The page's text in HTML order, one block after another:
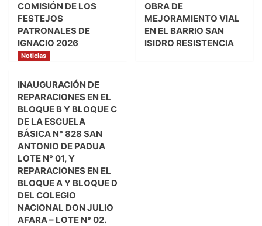
COMISIÓN DE LOS
FESTEJOS
PATRONALES DE
IGNACIO 2026
OBRA DE
MEJORAMIENTO VIAL
EN EL BARRIO SAN
ISIDRO RESISTENCIA
Noticias
INAUGURACIÓN DE
REPARACIONES EN EL
BLOQUE B Y BLOQUE C
DE LA ESCUELA
BÁSICA N° 828 SAN
ANTONIO DE PADUA
LOTE N° 01, Y
REPARACIONES EN EL
BLOQUE A Y BLOQUE D
DEL COLEGIO
NACIONAL DON JULIO
AFARA – LOTE N° 02.